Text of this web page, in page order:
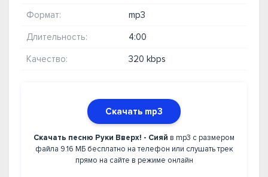
Формат: mp3
Длительность: 4:00
Качество: 320 kbps
Скачать mp3
Скачать песню Руки Вверх! - Сияй в mp3 с размером
файла 9.16 МБ бесплатно на телефон или слушать трек
прямо на сайте в режиме онлайн